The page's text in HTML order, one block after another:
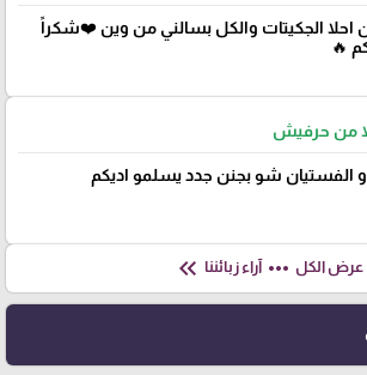
احلا الجكيتات والكل بسالني من وين ❤️شكراً
🔥
من حرفيش
الفستيان شو بجنن جدد يسلمو اديكم
عرض الكل more_horiz آراء زبائننا keyboard_double_arrow_left